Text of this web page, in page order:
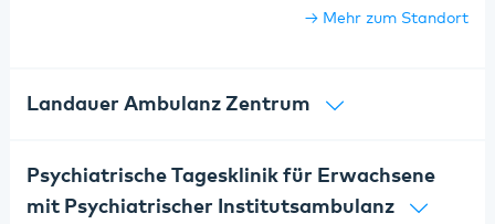
Mehr zum Standort
Landauer Ambulanz Zentrum
Psychiatrische Tagesklinik für Erwachsene
mit Psychiatrischer Institutsambulanz